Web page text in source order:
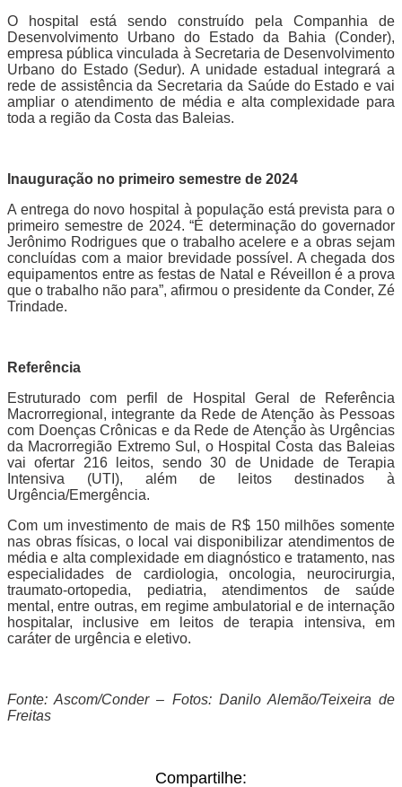
O hospital está sendo construído pela Companhia de
Desenvolvimento Urbano do Estado da Bahia (Conder),
empresa pública vinculada à Secretaria de Desenvolvimento
Urbano do Estado (Sedur). A unidade estadual integrará a
rede de assistência da Secretaria da Saúde do Estado e vai
ampliar o atendimento de média e alta complexidade para
toda a região da Costa das Baleias.
Inauguração no primeiro semestre de 2024
A entrega do novo hospital à população está prevista para o
primeiro semestre de 2024. “É determinação do governador
Jerônimo Rodrigues que o trabalho acelere e a obras sejam
concluídas com a maior brevidade possível. A chegada dos
equipamentos entre as festas de Natal e Réveillon é a prova
que o trabalho não para”, afirmou o presidente da Conder, Zé
Trindade.
Referência
Estruturado com perfil de Hospital Geral de Referência
Macrorregional, integrante da Rede de Atenção às Pessoas
com Doenças Crônicas e da Rede de Atenção às Urgências
da Macrorregião Extremo Sul, o Hospital Costa das Baleias
vai ofertar 216 leitos, sendo 30 de Unidade de Terapia
Intensiva (UTI), além de leitos destinados à
Urgência/Emergência.
Com um investimento de mais de R$ 150 milhões somente
nas obras físicas, o local vai disponibilizar atendimentos de
média e alta complexidade em diagnóstico e tratamento, nas
especialidades de cardiologia, oncologia, neurocirurgia,
traumato-ortopedia, pediatria, atendimentos de saúde
mental, entre outras, em regime ambulatorial e de internação
hospitalar, inclusive em leitos de terapia intensiva, em
caráter de urgência e eletivo.
Fonte: Ascom/Conder – Fotos: Danilo Alemão/Teixeira de
Freitas
Compartilhe: